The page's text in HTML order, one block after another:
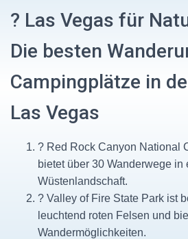
?️ Las Vegas für
Die besten
Campingplätze in
Las Vegas
? Red Rock Canyon National
bietet über 30 Wanderwege in
Wüstenlandschaft.
? Valley of Fire State Park ist
leuchtend roten Felsen und
Wandermöglichkeiten.